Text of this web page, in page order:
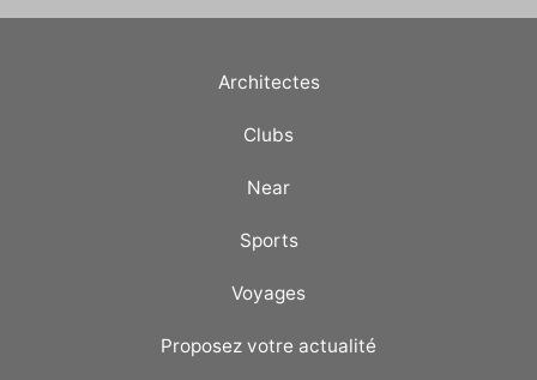
Architectes
Clubs
Near
Sports
Voyages
Proposez votre actualité